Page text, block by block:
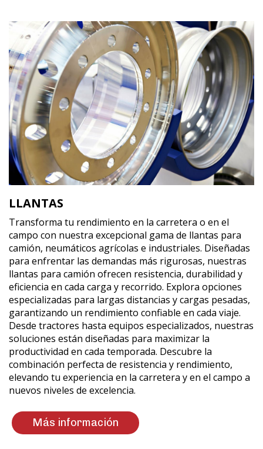
LLANTAS
Transforma tu rendimiento en la carretera o en el
campo con nuestra excepcional gama de llantas para
camión, neumáticos agrícolas e industriales. Diseñadas
para enfrentar las demandas más rigurosas, nuestras
llantas para camión ofrecen resistencia, durabilidad y
eficiencia en cada carga y recorrido. Explora opciones
especializadas para largas distancias y cargas pesadas,
garantizando un rendimiento confiable en cada viaje.
Desde tractores hasta equipos especializados, nuestras
soluciones están diseñadas para maximizar la
productividad en cada temporada. Descubre la
combinación perfecta de resistencia y rendimiento,
elevando tu experiencia en la carretera y en el campo a
nuevos niveles de excelencia.
Más información